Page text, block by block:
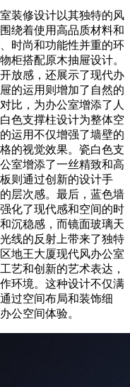
装修设计以其独特的风
绕着使用高品质材料和
时尚和功能性并重的环
柜搭配原木抽屉设计。
放感，还展示了现代办
的运用则增加了自然的
比，为办公室增添了人
色支撑柱设计为整体空
运用不仅增强了墙壁的
的视觉效果。瓷白色支
室增添了一丝精致和高
则通过创新的设计手
层次感。最后，蓝色墙
化了现代感和空间的时
沉稳感，而镜面玻璃天
线的反射上带来了独特
地王大厦现代风办公室
艺和创新的艺术表达，
环境。这种设计不仅满
过空间布局和装饰细
公空间体验。